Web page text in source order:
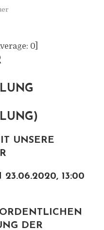
0]
UNSERE
13:00
DER